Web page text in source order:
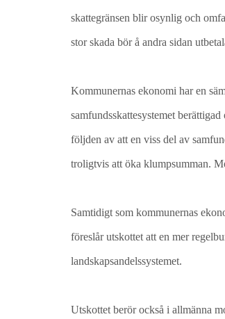
skattegränsen blir osynlig och
stor skada bör å andra sidan
Kommunernas ekonomi har en
samfundsskattesystemet
följden av att en viss del av
troligtvis att öka klumpsumman.
Samtidigt som kommunernas
föreslår utskottet att en mer
landskapsandelssystemet.
Utskottet berör också i allmänna